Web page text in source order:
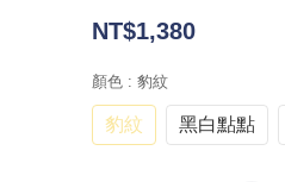
NT$1,380
顏色 : 豹紋
豹紋 黑白點點